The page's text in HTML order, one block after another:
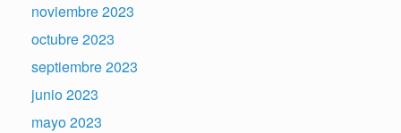
noviembre 2023
octubre 2023
septiembre 2023
junio 2023
mayo 2023